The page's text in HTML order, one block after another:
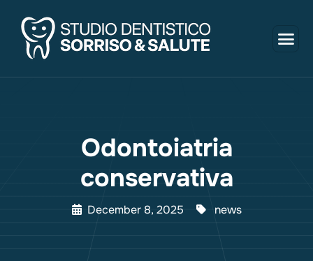
Odontoiatria
conservativa
December 8, 2025 news